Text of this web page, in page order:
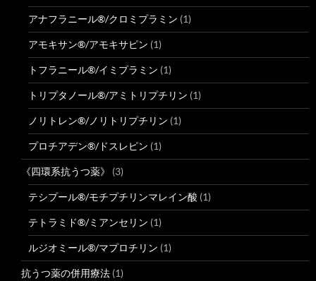
アナフラニール®/クロミプラミン (1)
アモキサン®/アモキサピン (1)
トフラニール®/イミプラミン (1)
トリプタノール®/アミトリプチリン (1)
ノリトレン®/ノリトリプチリン (1)
プロチアデン®/ドスレピン (1)
《四環系抗うつ薬》 (3)
テシプール®/モチプチリンマレイン酸 (1)
テトラミド®/ミアンセリン (1)
ルジオミール®/マプロチリン (1)
抗うつ薬の併用療法 (1)